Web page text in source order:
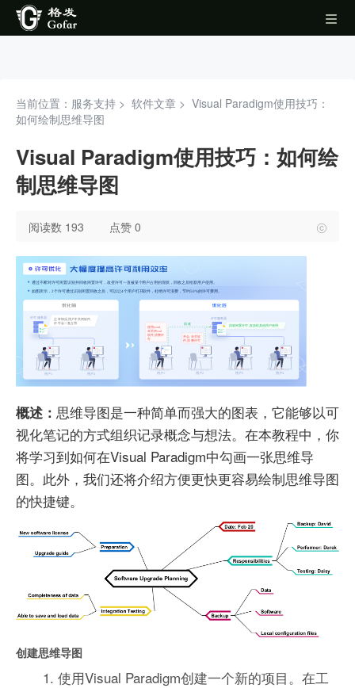
当前位置：服务支持 > 软件文章 > Visual Paradigm使用技巧：
如何绘制思维导图
Visual Paradigm使用技巧：如何绘
制思维导图
阅读数 193 点赞 0
概述： 思维导图是一种简单而强大的图表，它能够以可
视化笔记的方式组织记录概念与想法。在本教程中，你
将学习到如何在Visual Paradigm中勾画一张思维导
图。此外，我们还将介绍方便更快更容易绘制思维导图
的快捷键。
创建思维导图
1. 使用Visual Paradigm创建一个新的项目。在工